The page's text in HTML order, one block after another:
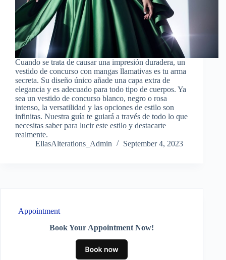
Cuando se trata de causar una impresión duradera, un
vestido de concurso con mangas llamativas es tu arma
secreta. Su diseño único añade una capa extra de
elegancia y es adecuado para todo tipo de cuerpos. Ya
sea un vestido de concurso blanco, negro o rosa
intenso, la versatilidad y las opciones de estilo son
infinitas. Nuestra guía te guiará a través de todo lo que
necesitas saber para lucir este estilo y destacarte
realmente.
EllasAlterations_Admin
September 4, 2023
Appointment
Book Your Appointment Now!